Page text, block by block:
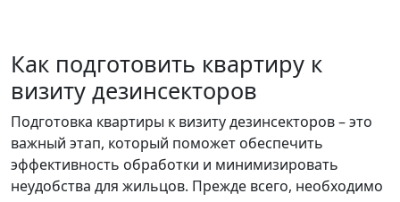
Как подготовить квартиру к
визиту дезинсекторов
Подготовка квартиры к визиту дезинсекторов – это
важный этап, который поможет обеспечить
эффективность обработки и минимизировать
неудобства для жильцов. Прежде всего, необходимо